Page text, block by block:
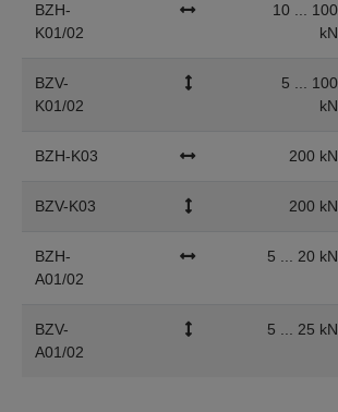
BZH-
K01/02
10 ... 100
kN
BZV-
K01/02
5 ... 100
kN
BZH-K03 200 kN
BZV-K03 200 kN
BZH-
A01/02
5 ... 20 kN
BZV-
A01/02
5 ... 25 kN